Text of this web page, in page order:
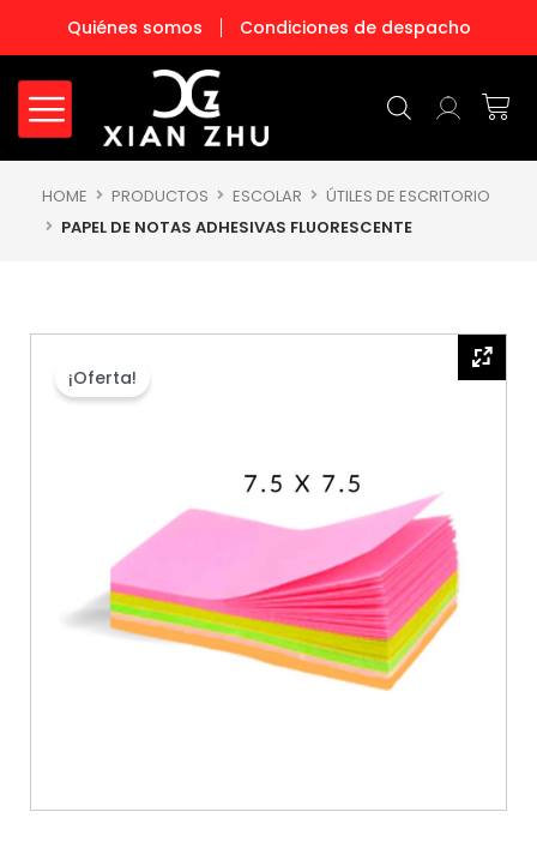
contenido
Quiénes somos Condiciones de despacho
HOME PRODUCTOS ESCOLAR
ÚTILES DE ESCRITORIO
PAPEL DE NOTAS ADHESIVAS FLUORESCENTE
¡Oferta!